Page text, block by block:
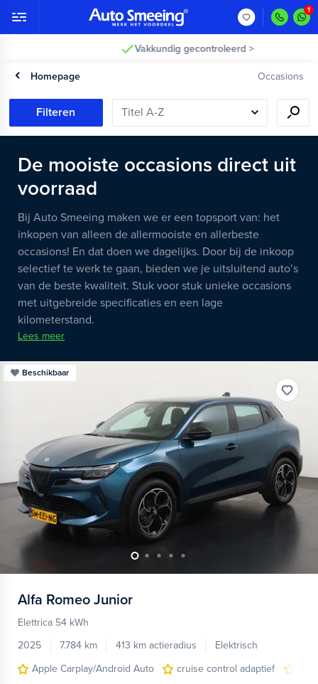
Vakkundig gecontroleerd >
Homepage Occasions
Filteren
De mooiste occasions direct uit
voorraad
Bij Auto Smeeing maken we er een topsport van: het
inkopen van alleen de allermooiste en allerbeste
occasions! En dat doen we dagelijks. Door bij de inkoop
selectief te werk te gaan, bieden we je uitsluitend auto’s
van de beste kwaliteit. Stuk voor stuk unieke occasions
met uitgebreide specificaties en een lage
kilometerstand.
Lees meer
Beschikbaar
Alfa Romeo Junior
Elettrica 54 kWh
2025
7.784 km 413 km actieradius
Elektrisch
Apple Carplay/Android Auto
cruise control adaptief